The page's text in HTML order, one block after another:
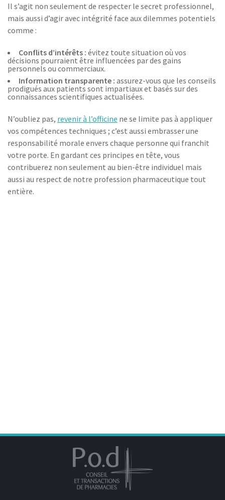
Il s’agit non seulement de respecter le secret professionnel,
mais aussi d’agir avec intégrité face aux dilemmes potentiels
comme :
Conflits d’intérêts : évitez toute situation où vos
décisions pourraient être influencées par des gains
personnels ou commerciaux.
Information transparente : assurez-vous que les conseils
prodigués aux patients sont impartiaux et basés sur des
connaissances scientifiques actualisées.
N’oubliez pas, revenir à l’officine ne se limite pas à appliquer
vos compétences techniques ; c’est aussi embrasser une
responsabilité morale envers chaque personne qui franchit
votre porte. En gardant ces principes en tête, vous
contribuerez non seulement au bien-être individuel mais
aussi au respect de notre profession pharmaceutique tout
entière.